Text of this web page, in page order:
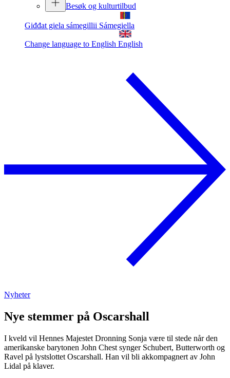
Besøk og kulturtilbud
Giđđat giela sámegillii Sámegiella
Change language to English English
Nyheter
Nye stemmer på Oscarshall
I kveld vil Hennes Majestet Dronning Sonja være til stede når den
amerikanske barytonen John Chest synger Schubert, Butterworth og
Ravel på lystslottet Oscarshall. Han vil bli akkompagnert av John
Lidal på klaver.